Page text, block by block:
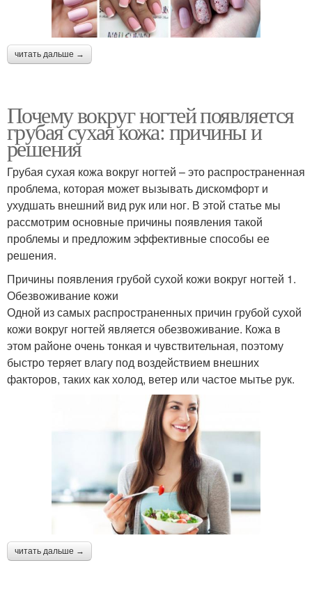
читать дальше →
Почему вокруг ногтей появляется
грубая сухая кожа: причины и
решения
Грубая сухая кожа вокруг ногтей – это распространенная
проблема, которая может вызывать дискомфорт и
ухудшать внешний вид рук или ног. В этой статье мы
рассмотрим основные причины появления такой
проблемы и предложим эффективные способы ее
решения.
Причины появления грубой сухой кожи вокруг ногтей 1.
Обезвоживание кожи
Одной из самых распространенных причин грубой сухой
кожи вокруг ногтей является обезвоживание. Кожа в
этом районе очень тонкая и чувствительная, поэтому
быстро теряет влагу под воздействием внешних
факторов, таких как холод, ветер или частое мытье рук.
читать дальше →